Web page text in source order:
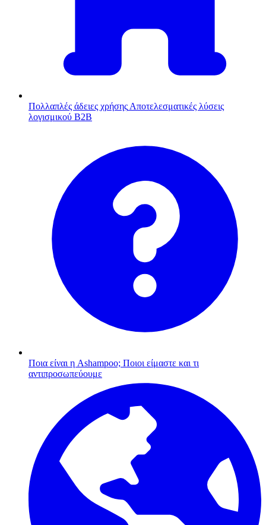
Πολλαπλές άδειες χρήσης Αποτελεσματικές λύσεις
λογισμικού B2B
Ποια είναι η Ashampoo; Ποιοι είμαστε και τι
αντιπροσωπεύουμε